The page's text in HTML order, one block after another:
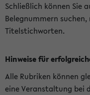
Schließlich können Sie
Belegnummern
Titelstichworten.
Hinweise für
Alle Rubriken können
eine Veranstaltung bei